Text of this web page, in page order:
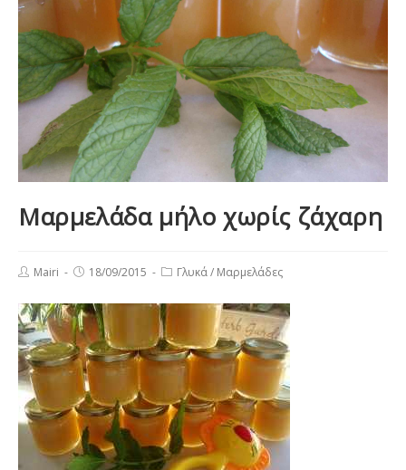
Μαρμελάδα μήλο χωρίς ζάχαρη
PostMairi
Post18/09/2015
PostΓλυκά/ Μαρμελάδες